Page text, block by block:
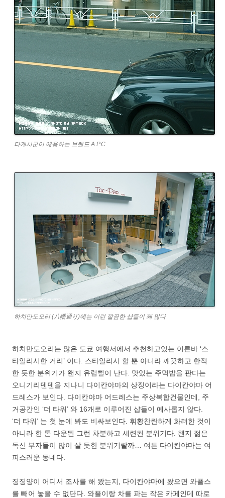
타케시군이 애용하는 브랜드 A.P.C
하치만도오리 (八幡通り)에는 이런 깔끔한 샵들이 꽤 많다
하치만도오리는 많은 도쿄 여행서에서 추천하고있는 이른바 ‘스
타일리시한 거리’ 이다. 스타일리시 할 뿐 아니라 깨끗하고 한적
한 듯한 분위기가 왠지 유럽삘이 난다. 맛있는 주먹밥을 판다는
오니기리덴덴을 지나니 다이칸야마의 상징이라는 다이칸야마 어
드레스가 보인다. 다이칸야마 어드레스는 주상복합건물인데, 주
거공간인 ‘더 타워’ 와 16개로 이루어진 샵들이 예사롭지 않다.
‘더 타워’ 는 첫 눈에 봐도 비싸보인다. 휘황찬란하게 화려한 것이
아니라 한 톤 다운된 그런 차분하고 세련된 분위기다. 왠지 젊은
독신 부자들이 많이 살 듯한 분위기랄까… 여튼 다이칸야마는 여
피스러운 동네다.
징징양이 어디서 조사를 해 왔는지, 다이칸야마에 왔으면 와플스
를 빼어 놓을 수 없단다. 와플이랑 차를 파는 작은 카페인데 따로